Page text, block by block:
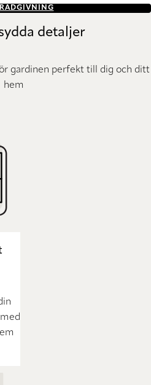
detaljer
gardinen perfekt till dig och ditt
hem